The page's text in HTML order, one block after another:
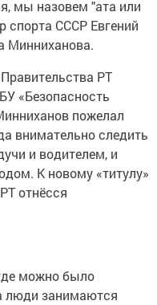
мы назовем "ата или
спорта СССР Евгений
Минниханова.
РТ
«Безопасность
пожелал
внимательно следить
и водителем, и
К новому «титулу»
отнёсся
можно было
люди занимаются